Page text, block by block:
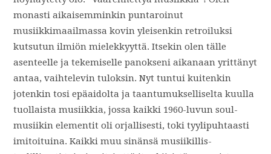
monasti aikaisemminkin puntaroinut
musiikkimaailmassa kovin yleisenkin retroiluksi
kutsutun ilmiön mielekkyyttä. Itsekin olen tälle
asenteelle ja tekemiselle panokseni aikanaan yrittänyt
antaa, vaihtelevin tuloksin. Nyt tuntui kuitenkin
jotenkin tosi epäaidolta ja taantumukselliselta kuulla
tuollaista musiikkia, jossa kaikki 1960-luvun soul-
musiikin elementit oli orjallisesti, toki tyylipuhtaasti
imitoituina. Kaikki muu sinänsä musiikillis-